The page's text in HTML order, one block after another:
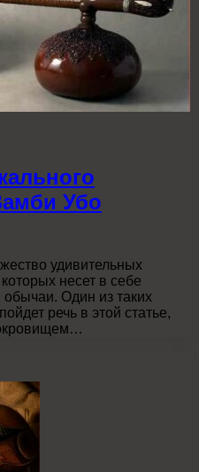
Убо
удивительных
несет в себе
Один из таких
речь в этой статье,